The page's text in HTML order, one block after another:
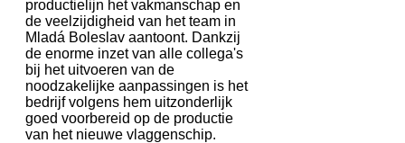
productielijn het vakmanschap en
de veelzijdigheid van het team in
Mladá Boleslav aantoont. Dankzij
de enorme inzet van alle collega's
bij het uitvoeren van de
noodzakelijke aanpassingen is het
bedrijf volgens hem uitzonderlijk
goed voorbereid op de productie
van het nieuwe vlaggenschip.